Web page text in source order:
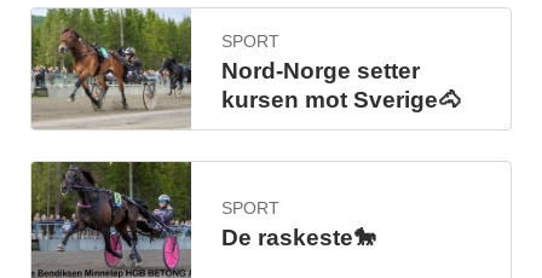
SPORT
Nord-Norge setter
kursen mot Sverige🐴
SPORT
De raskeste🐎